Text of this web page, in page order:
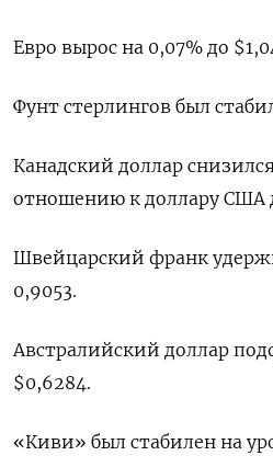
Евро вырос на 0,07% до
Фунт стерлингов был
Канадский доллар
отношению к доллару США
Швейцарский франк
0,9053​.
Австралийский доллар
$0,6284​.
«Киви» был стабилен на